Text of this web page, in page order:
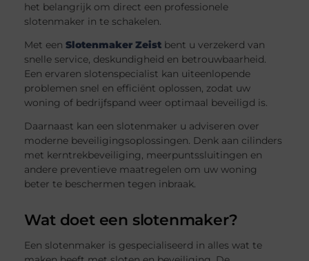
het belangrijk om direct een professionele
slotenmaker in te schakelen.
Met eenSlotenmaker Zeist bent u verzekerd van
snelle service, deskundigheid en betrouwbaarheid.
Een ervaren slotenspecialist kan uiteenlopende
problemen snel en efficiënt oplossen, zodat uw
woning of bedrijfspand weer optimaal beveiligd is.
Daarnaast kan een slotenmaker u adviseren over
moderne beveiligingsoplossingen. Denk aan cilinders
met kerntrekbeveiliging, meerpuntssluitingen en
andere preventieve maatregelen om uw woning
beter te beschermen tegen inbraak.
Wat doet een slotenmaker?
Een slotenmaker is gespecialiseerd in alles wat te